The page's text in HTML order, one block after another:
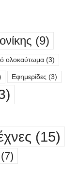
(9)
ολοκαύτωμα (3)
Εφημερίδες (3)
(15)
(7)